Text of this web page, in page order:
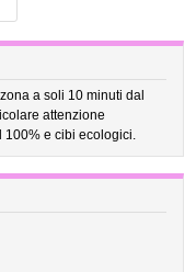
a soli 10 minuti dal
attenzione
100% e cibi ecologici.